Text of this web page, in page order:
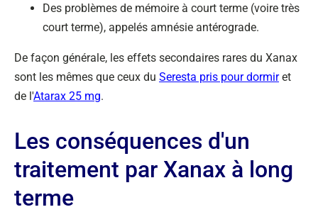
Des problèmes de mémoire à court terme (voire très
court terme), appelés amnésie antérograde.
De façon générale, les effets secondaires rares du Xanax
sont les mêmes que ceux du Seresta pris pour dormiret
de l'Atarax 25 mg.
Les conséquences d'un
traitement par Xanax à long
terme